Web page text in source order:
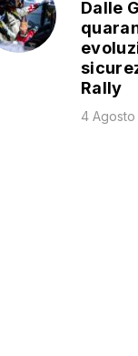
Dalle
Rally
4